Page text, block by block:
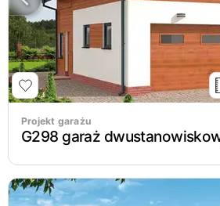
Projekt garażu